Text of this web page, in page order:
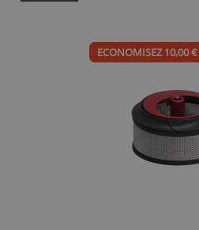
ECONOMISEZ 10,00 €